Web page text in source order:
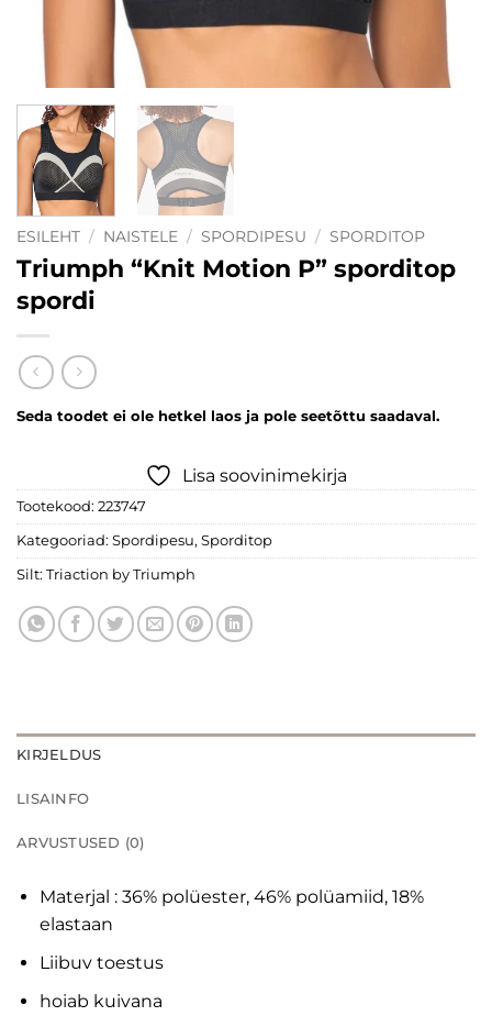
ESILEHT / NAISTELE / SPORDIPESU / SPORDITOP
Triumph “Knit Motion P” sporditop
spordi
Seda toodet ei ole hetkel laos ja pole seetõttu saadaval.
Lisa soovinimekirja
Tootekood: 223747
Kategooriad: Spordipesu, Sporditop
Silt: Triaction by Triumph
KIRJELDUS
LISAINFO
ARVUSTUSED (0)
Materjal : 36% polüester, 46% polüamiid, 18%
elastaan
Liibuv toestus
hoiab kuivana